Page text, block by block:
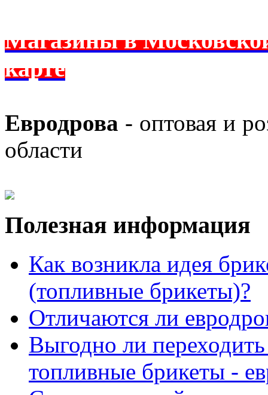
Магазины в
карте
Евродрова - оптовая и
области
Полезная информация
Как возникла идея
(топливные брикеты)?
Отличаются ли
Выгодно ли
топливные брикеты -